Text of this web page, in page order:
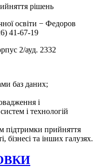
рішень
освіти − Федоров
41-67-19
2/ауд. 2332
баз даних;
і
і технологій
підтримки прийняття
бізнесі та інших галузях.